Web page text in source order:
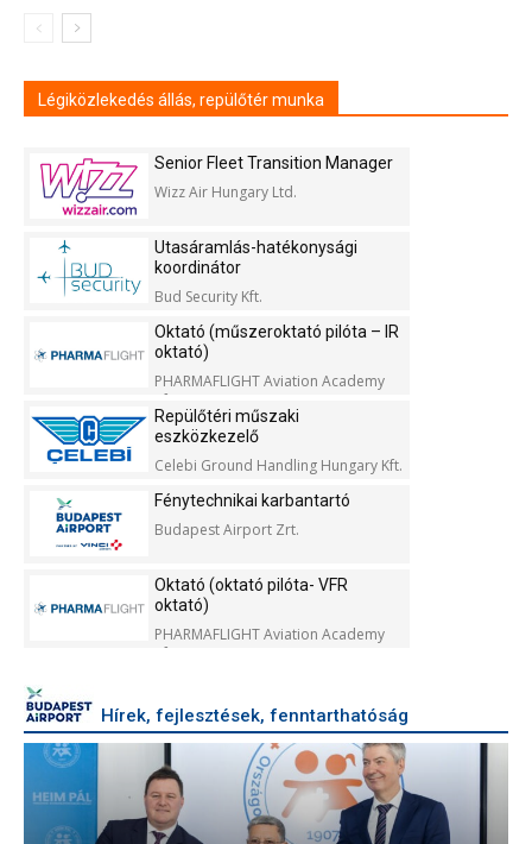
Légiközlekedés állás, repülőtér munka
Senior Fleet Transition Manager
Wizz Air Hungary Ltd.
Utasáramlás-hatékonysági
koordinátor
Bud Security Kft.
Oktató (műszeroktató pilóta – IR
oktató)
PHARMAFLIGHT Aviation Academy
Kft.
Repülőtéri műszaki
eszközkezelő
Celebi Ground Handling Hungary Kft.
Fénytechnikai karbantartó
Budapest Airport Zrt.
Oktató (oktató pilóta- VFR
oktató)
PHARMAFLIGHT Aviation Academy
Kft.
Hírek, fejlesztések, fenntarthatóság